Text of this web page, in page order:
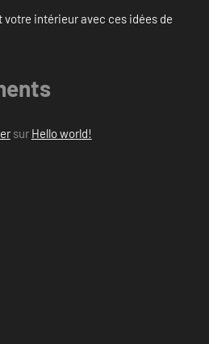
intérieur avec ces idées de
sur Hello world!